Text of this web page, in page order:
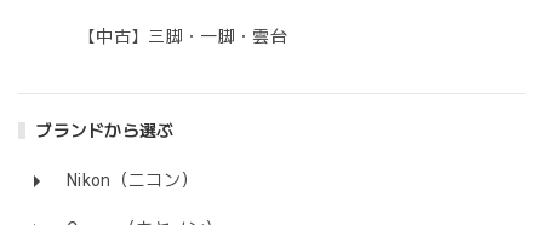
【中古】三脚・一脚・雲台
ブランドから選ぶ
Nikon（ニコン）